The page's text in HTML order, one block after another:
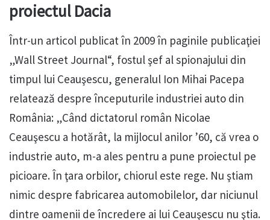
proiectul Dacia
Într-un articol publicat în 2009 în paginile publicaţiei
„Wall Street Journal“, fostul şef al spionajului din
timpul lui Ceauşescu, generalul Ion Mihai Pacepa
relatează despre începuturile industriei auto din
România: „Când dictatorul român Nicolae
Ceauşescu a hotărât, la mijlocul anilor ’60, că vrea o
industrie auto, m-a ales pentru a pune proiectul pe
picioare. În ţara orbilor, chiorul este rege. Nu ştiam
nimic despre fabricarea automobilelor, dar niciunul
dintre oamenii de încredere ai lui Ceauşescu nu ştia.